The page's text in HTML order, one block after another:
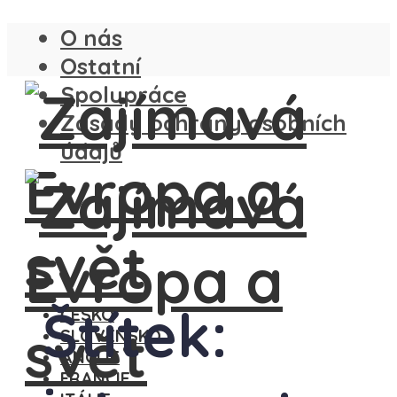
O nás
Ostatní
Spolupráce
Zásady ochrany osobních
údajů
ČESKO
SLOVENSKO
ANGLIE
FRANCIE
Štítek: